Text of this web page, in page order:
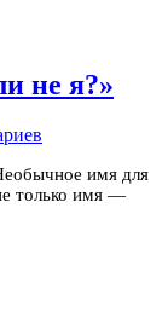
не я?»
имя для
только имя —